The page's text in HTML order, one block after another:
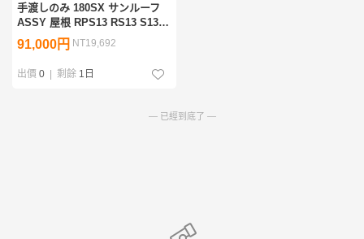
手渡しのみ 180SX サンルーフ
ASSY 屋根 RPS13 RS13 S13
PS13 シルビア カットボディ ル
ーフ 移植 流用等に 横転車両に
ガラス付き
91,000円 NT19,692
出價 0 | 剩餘 1日
— 已經到底了 —